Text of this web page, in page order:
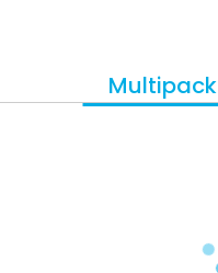
Multipack